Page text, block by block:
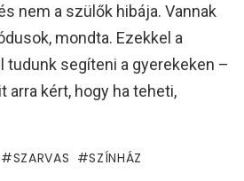
nem a szülők hibája. Vannak
mondta. Ezekkel a
segíteni a gyerekeken –
arra kért, hogy ha teheti,
SZARVAS SZÍNHÁZ